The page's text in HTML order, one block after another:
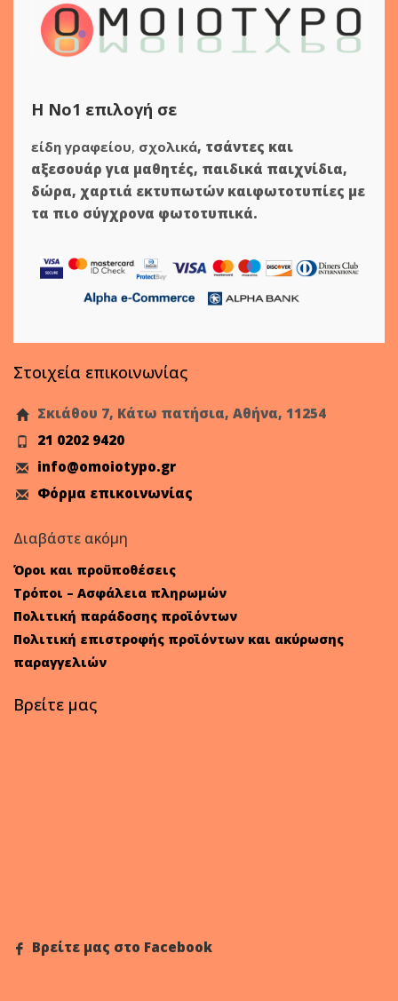
Η Νο1 επιλογή σε
είδη γραφείου, σχολικά, τσάντες και
αξεσουάρ για μαθητές, παιδικά παιχνίδια,
δώρα, χαρτιά εκτυπωτών καιφωτοτυπίες με
τα πιο σύγχρονα φωτοτυπικά.
Στοιχεία επικοινωνίας
Σκιάθου 7, Κάτω πατήσια, Αθήνα, 11254
21 0202 9420
info@omoiotypo.gr
Φόρμα επικοινωνίας
Διαβάστε ακόμη
Όροι και προϋποθέσεις
Τρόποι – Ασφάλεια πληρωμών
Πολιτική παράδοσης προϊόντων
Πολιτική επιστροφής προϊόντων και ακύρωσης
παραγγελιών
Βρείτε μας
Βρείτε μας στο Facebook